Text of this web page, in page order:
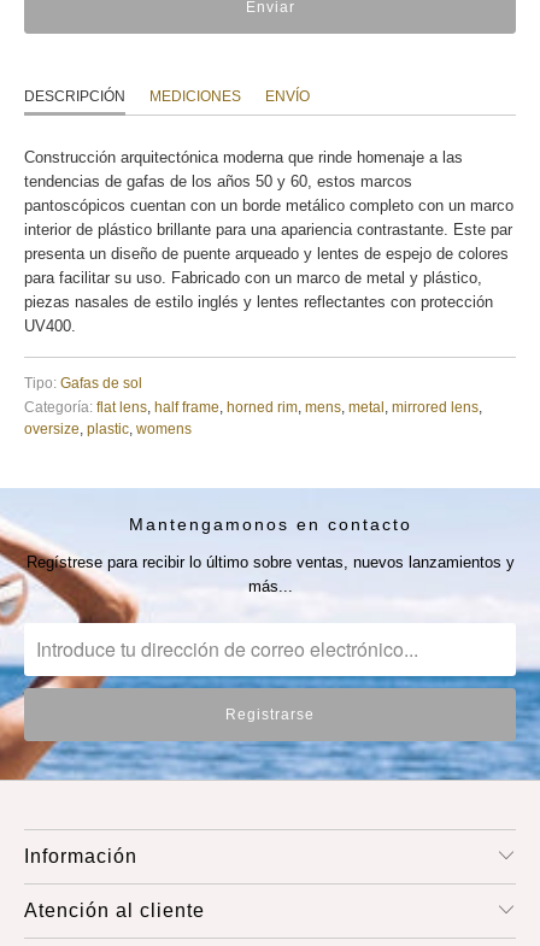
DESCRIPCIÓN MEDICIONES ENVÍO
Construcción arquitectónica moderna que rinde homenaje a las
tendencias de gafas de los años 50 y 60, estos marcos
pantoscópicos cuentan con un borde metálico completo con un marco
interior de plástico brillante para una apariencia contrastante. Este par
presenta un diseño de puente arqueado y lentes de espejo de colores
para facilitar su uso. Fabricado con un marco de metal y plástico,
piezas nasales de estilo inglés y lentes reflectantes con protección
UV400.
Tipo: Gafas de sol
Categoría: flat lens half frame horned rim mens metal mirrored lens
oversize plastic womens
Mantengamonos en contacto
Regístrese para recibir lo último sobre ventas, nuevos lanzamientos y
más...
Información
Atención al cliente